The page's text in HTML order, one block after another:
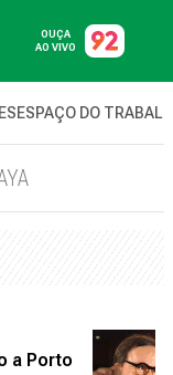
OUÇA
AO VIVO
ESPAÇO DO
a Porto